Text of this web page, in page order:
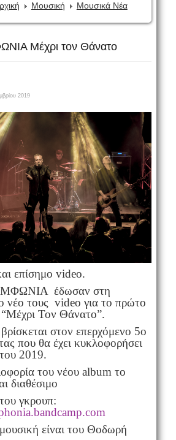
Μουσική Μουσικά Νέα
Μέχρι τον Θάνατο
2019
επίσημο video.
έδωσαν στη
νέο τους video για το πρώτο
“Μέχρι Τον Θάνατο”.
στον επερχόμενο 5ο
που θα έχει κυκλοφορήσει
2019.
του νέου album το
διαθέσιμο
γκρουπ:
είναι του Θοδωρή